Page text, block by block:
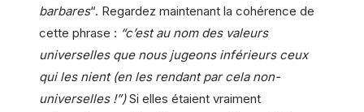
barbares“. Regardez maintenant la cohérence de
cette phrase : “c’est au nom des valeurs
universelles que nous jugeons inférieurs ceux
qui les nient (en les rendant par cela non-
universelles !”)Si elles étaient vraiment